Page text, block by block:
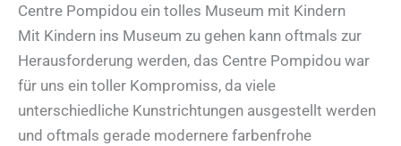
Centre Pompidou ein tolles Museum mit Kindern
Mit Kindern ins Museum zu gehen kann oftmals zur
Herausforderung werden, das Centre Pompidou war
für uns ein toller Kompromiss, da viele
unterschiedliche Kunstrichtungen ausgestellt werden
und oftmals gerade modernere farbenfrohe